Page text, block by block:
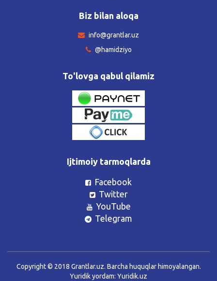
Biz bilan aloqa
info@grantlar.uz
@hamidziyo
To'lovga qabul qilamiz
Ijtimoiy tarmoqlarda
Facebook
Twitter
YouTube
Telegram
Copyright © 2018 Grantlar.uz. Barcha huquqlar himoyalangan.
Yuridik yordam: Yuridik.uz